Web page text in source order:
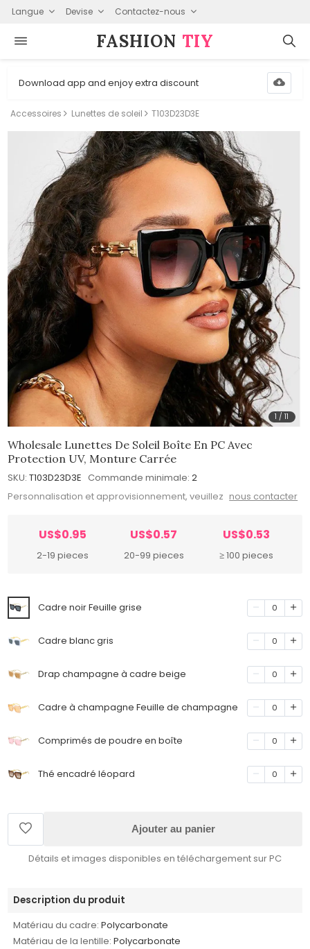
Langue Devise Contactez-nous
FASHION⁠ TIY
Download app and enjoy extra discount
Accessoires Lunettes de soleil T103D23D3E
1 /11
Wholesale Lunettes De Soleil Boîte En PC Avec
Protection UV, Monture Carrée
SKU: T103D23D3E Commande minimale: 2
Personnalisation et approvisionnement, veuillez nous contacter
US$0.95
2-19 pieces
US$0.57
20-99 pieces
US$0.53
≥ 100 pieces
Cadre noir Feuille grise 0
Cadre blanc gris 0
Drap champagne à cadre beige 0
Cadre à champagne Feuille de champagne 0
Comprimés de poudre en boîte 0
Thé encadré léopard 0
Ajouter au panier
Détails et images disponibles en téléchargement sur PC
Description du produit
Matériau du cadre: Polycarbonate
Matériau de la lentille: Polycarbonate